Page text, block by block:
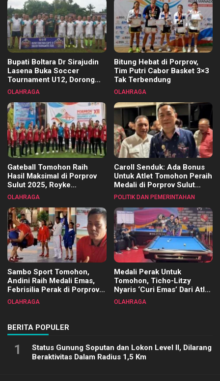
Bupati Boltara Dr Sirajudin
Lasena Buka Soccer
Tournament U12, Dorong
Pembinaan Merata di Setiap
OLAHRAGA
Bitung Hebat di Porprov,
Tim Putri Cabor Basket 3×3
Tak Terbendung
OLAHRAGA
Gateball Tomohon Raih
Hasil Maksimal di Porprov
Sulut 2025, Royke
Tangkawarouw Ucapkan
OLAHRAGA
Caroll Senduk: Ada Bonus
Untuk Atlet Tomohon Peraih
Medali di Porprov Sulut
2025
POLITIK DAN PEMERINTAHAN
Sambo Sport Tomohon,
Andini Raih Medali Emas,
Febrisilia Perak di Porprov
Sulut 2025
OLAHRAGA
Medali Perak Untuk
Tomohon, Ticho-Litzy
Nyaris ‘Curi Emas’ Dari Atlet
Biliar PON di Porprov Sulut
OLAHRAGA
BERITA POPULER
1
Status Gunung Soputan dan Lokon Level II, Dilarang
Beraktivitas Dalam Radius 1,5 Km